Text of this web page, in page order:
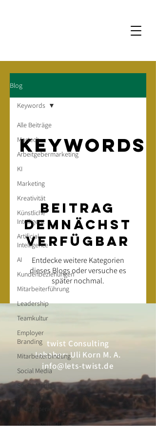
Blog
Alle Beiträge
Martech
Arbeitgebermarketing
KI
Marketing
Kreativität
Künstliche
Intelligenz
Artificial
Intelligence
AI
Kundenbeziehungen
Mitarbeiterführung
Leadership
Teamkultur
Employer
Branding
Mitarbeiterbindung
Social Media
Social-Media-
Kampagne
Leadgenerierung
Mitarbeiterfindung
Keywords
Keywords
Beitrag
demnächst
verfügbar
Entdecke weitere Kategorien
dieses Blogs oder versuche es
später nochmal.
twist Consulting
Inhaber: Uli Korn M. A.
info@lets-twist.de